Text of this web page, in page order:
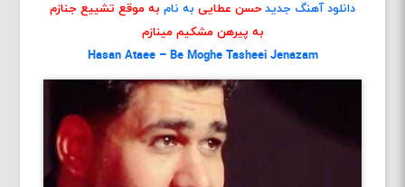
دانلود آهنگ جدید حسن عطایی به نام به موقع تشییع جنازم
به پیرهن مشکیم مینازم
Hasan Ataee – Be Moghe Tasheei Jenazam